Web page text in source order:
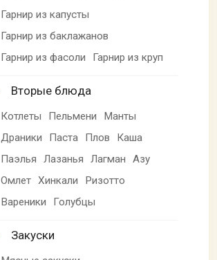
Гарнир из капусты
Гарнир из баклажанов
Гарнир из фасоли
Гарнир из круп
Вторые блюда
Котлеты Пельмени
Манты
Драники
Паста Плов
Каша
Паэлья
Лазанья Лагман
Азу
Омлет Хинкали
Ризотто
Вареники
Голубцы
Закуски